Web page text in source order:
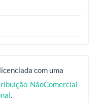
com uma
NãoComercial-